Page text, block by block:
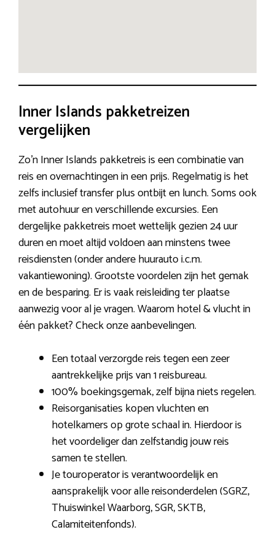
Inner Islands pakketreizen
vergelijken
Zo’n Inner Islands pakketreis is een combinatie van
reis en overnachtingen in een prijs. Regelmatig is het
zelfs inclusief transfer plus ontbijt en lunch. Soms ook
met autohuur en verschillende excursies. Een
dergelijke pakketreis moet wettelijk gezien 24 uur
duren en moet altijd voldoen aan minstens twee
reisdiensten (onder andere huurauto i.c.m.
vakantiewoning). Grootste voordelen zijn het gemak
en de besparing. Er is vaak reisleiding ter plaatse
aanwezig voor al je vragen. Waarom hotel & vlucht in
één pakket? Check onze aanbevelingen.
Een totaal verzorgde reis tegen een zeer
aantrekkelijke prijs van 1 reisbureau.
100% boekingsgemak, zelf bijna niets regelen.
Reisorganisaties kopen vluchten en
hotelkamers op grote schaal in. Hierdoor is
het voordeliger dan zelfstandig jouw reis
samen te stellen.
Je touroperator is verantwoordelijk en
aansprakelijk voor alle reisonderdelen (SGRZ,
Thuiswinkel Waarborg, SGR, SKTB,
Calamiteitenfonds).